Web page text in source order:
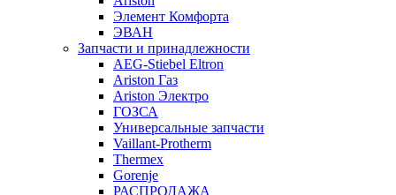
Элемент Комфорта
ЭВАН
Запчасти и принадлежности
AEG-Stiebel Eltron
Ariston Газ
Ariston Электро
ГОЗСА
Универсальные запчасти
Vaillant-Protherm
Thermex
Gorenje
РАСПРОДАЖА